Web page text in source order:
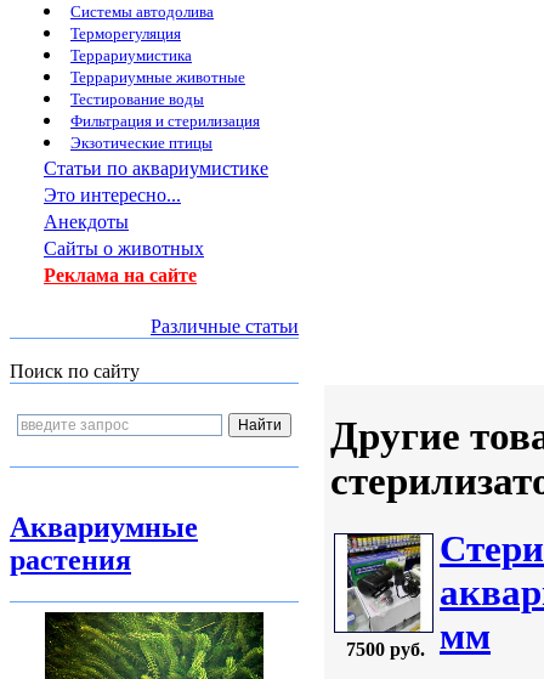
Системы автодолива
Терморегуляция
Террариумистика
Террариумные животные
Тестирование воды
Фильтрация и стерилизация
Экзотические птицы
Статьи по аквариумистике
Это интересно...
Анекдоты
Сайты о животных
Реклама на сайте
Различные статьи
Поиск по сайту
Аквариумные
растения
Другие
7500 руб.
мм